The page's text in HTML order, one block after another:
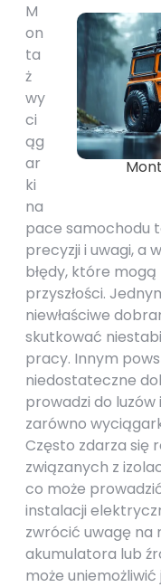
M
on
ta
ż
wy
ci
ąg
ar
ki
na
pace samochodu
precyzji i uwagi, a
błędy, które
przyszłości.
niewłaściwe
skutkować
pracy. Innym
niedostateczne
prowadzi do
zarówno
Często zdarza się
związanych z
co może
instalacji
zwrócić uwagę na
akumulatora lub
może uniemożliwić